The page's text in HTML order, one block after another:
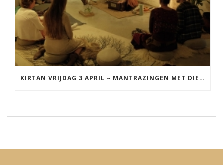
KIRTAN VRIJDAG 3 APRIL ~ MANTRAZINGEN MET DIEDERICK IN LEEUWARDEN